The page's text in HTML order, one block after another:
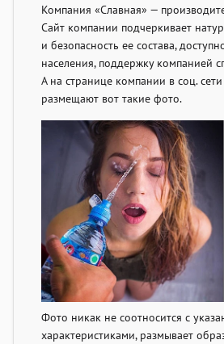
Компания «Славная» —
Сайт компании подчеркивает
и безопасность ее состава,
населения, поддержку компанией
А на странице компании в соц.
размещают вот такие фото.
Фото никак не соотносится с
характеристиками, размывает